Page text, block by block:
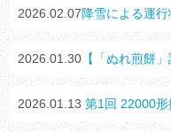
2026.02.07降雪による運
2026.01.30 【「ぬれ煎餅
2026.01.13 第1回 22000形